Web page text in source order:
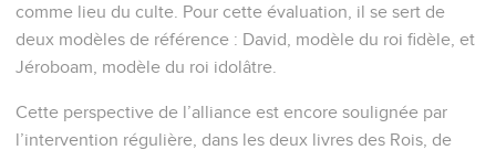
comme lieu du culte. Pour cette évaluation, il se sert de
deux modèles de référence : David, modèle du roi fidèle, et
Jéroboam, modèle du roi idolâtre.
Cette perspective de l’alliance est encore soulignée par
l’intervention régulière, dans les deux livres des Rois, de